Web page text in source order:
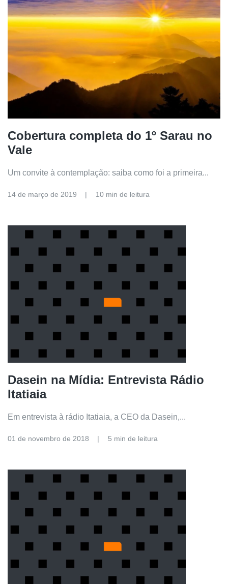
Cobertura completa do 1º Sarau no
Vale
Um convite à contemplação: saiba como foi a primeira...
14 de março de 2019 10 min de leitura
Dasein na Mídia: Entrevista Rádio
Itatiaia
Em entrevista à rádio Itatiaia, a CEO da Dasein,...
01 de novembro de 2018 5 min de leitura